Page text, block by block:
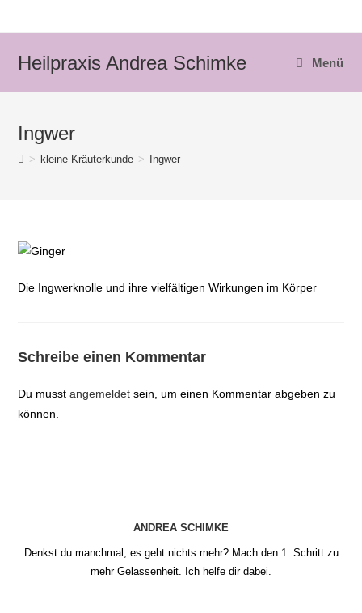
Heilpraxis Andrea Schimke Menü
Ingwer
> kleine Kräuterkunde > Ingwer
Die Ingwerknolle und ihre vielfältigen Wirkungen im Körper
Schreibe einen Kommentar
Du musstangemeldet sein, um einen Kommentar abgeben zu
können.
ANDREA SCHIMKE
Denkst du manchmal, es geht nichts mehr? Mach den 1. Schritt zu
mehr Gelassenheit. Ich helfe dir dabei.